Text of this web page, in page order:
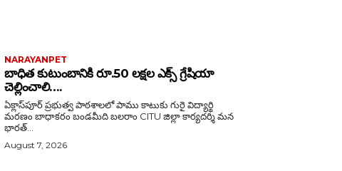
NARAYANPET
బాధిత కుటుంబానికి రూ.50 లక్షల ఎక్స్ గ్రేషియా
చెల్లించాలి….
ఏక్లాస్‌పూర్ ప్రభుత్వ పాఠశాలలో పాము కాటుకు గురై విద్యార్థి
మరణం బాధాకరం బండమీది బలరాం CITU జిల్లా కార్యదర్శి మన
భారత్...
August 7, 2026